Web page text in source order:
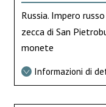
Russia. Impero
zecca di San
monete
Informazioni di